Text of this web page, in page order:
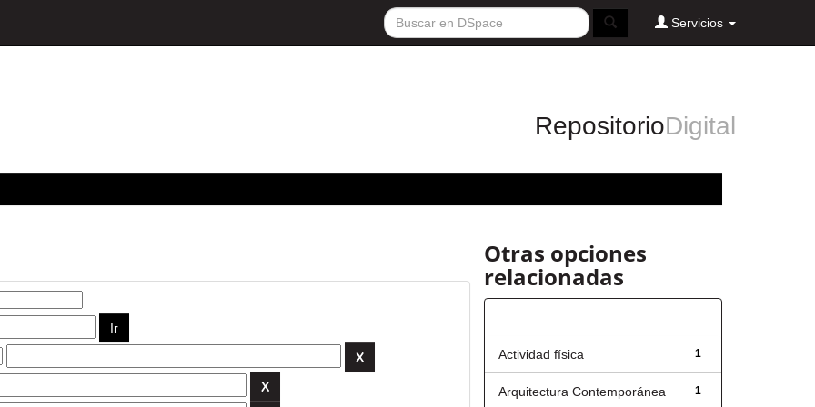
Servicios
RepositorioDigital
Otras opciones
relacionadas
1
Actividad física
1
Arquitectura Contemporánea